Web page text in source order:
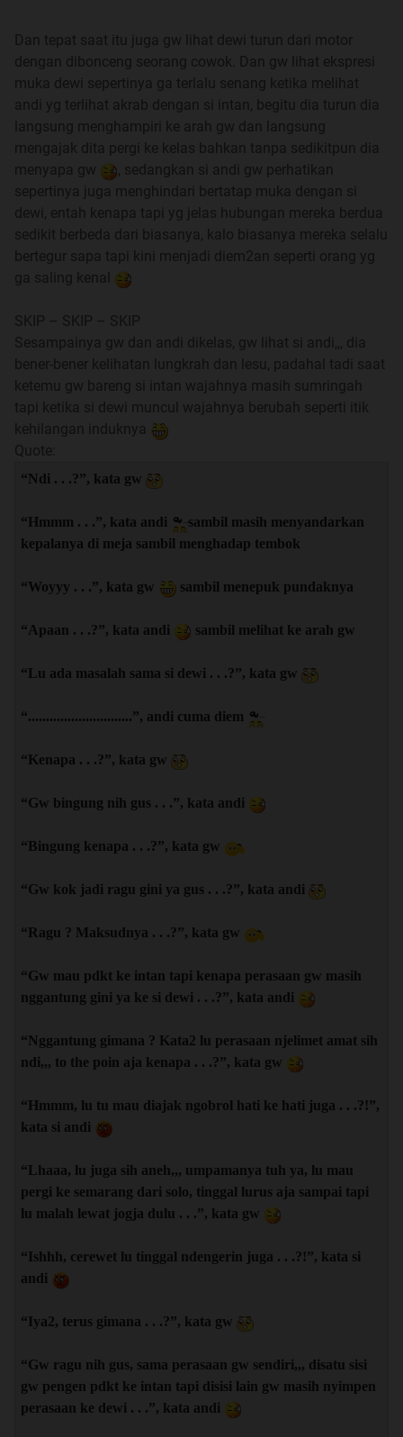
Dan tepat saat itu juga gw lihat dewi turun dari motor
dengan dibonceng seorang cowok. Dan gw lihat ekspresi
muka dewi sepertinya ga terlalu senang ketika melihat
andi yg terlihat akrab dengan si intan, begitu dia turun dia
langsung menghampiri ke arah gw dan langsung
mengajak dita pergi ke kelas bahkan tanpa sedikitpun dia
menyapa gw
, sedangkan si andi gw perhatikan
sepertinya juga menghindari bertatap muka dengan si
dewi, entah kenapa tapi yg jelas hubungan mereka berdua
sedikit berbeda dari biasanya, kalo biasanya mereka selalu
bertegur sapa tapi kini menjadi diem2an seperti orang yg
ga saling kenal
SKIP – SKIP – SKIP
Sesampainya gw dan andi dikelas, gw lihat si andi,,, dia
bener-bener kelihatan lungkrah dan lesu, padahal tadi saat
ketemu gw bareng si intan wajahnya masih sumringah
tapi ketika si dewi muncul wajahnya berubah seperti itik
kehilangan induknya
Quote:
“Ndi . . .?”, kata gw
“Hmmm . . .”, kata andi
sambil masih menyandarkan
kepalanya di meja sambil menghadap tembok
“Woyyy . . .”, kata gw sambil menepuk pundaknya
“Apaan . . .?”, kata andi sambil melihat ke arah gw
“Lu ada masalah sama si dewi . . .?”, kata gw
“.............................”, andi cuma diem
“Kenapa . . .?”, kata gw
“Gw bingung nih gus . . .”, kata andi
“Bingung kenapa . . .?”, kata gw
“Gw kok jadi ragu gini ya gus . . .?”, kata andi
“Ragu ? Maksudnya . . .?”, kata gw
“Gw mau pdkt ke intan tapi kenapa perasaan gw masih
nggantung gini ya ke si dewi . . .?”, kata andi
“Nggantung gimana ? Kata2 lu perasaan njelimet amat sih
ndi,,, to the poin aja kenapa . . .?”, kata gw
“Hmmm, lu tu mau diajak ngobrol hati ke hati juga . . .?!”,
kata si andi
“Lhaaa, lu juga sih aneh,,, umpamanya tuh ya, lu mau
pergi ke semarang dari solo, tinggal lurus aja sampai tapi
lu malah lewat jogja dulu . . .”, kata gw
“Ishhh, cerewet lu tinggal ndengerin juga . . .?!”, kata si
andi
“Iya2, terus gimana . . .?”, kata gw
“Gw ragu nih gus, sama perasaan gw sendiri,,, disatu sisi
gw pengen pdkt ke intan tapi disisi lain gw masih nyimpen
perasaan ke dewi . . .”, kata andi